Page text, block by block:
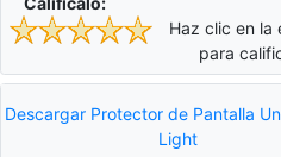
Haz clic en la
para
Descargar Protector de Pantalla
Light